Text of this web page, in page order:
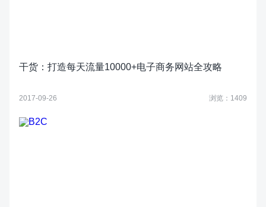
干货：打造每天流量10000+电子商务网站全攻略
2017-09-26 浏览：1409